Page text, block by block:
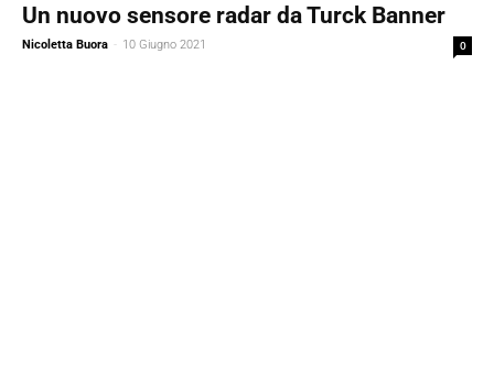
Un nuovo sensore radar da Turck Banner
Nicoletta Buora - 10 Giugno 2021 0